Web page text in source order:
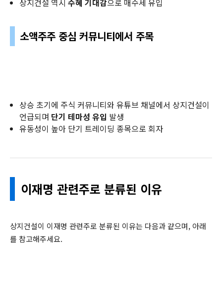
상지건설 역시 수혜 기대감으로 매수세 유입
소액주주 중심 커뮤니티에서 주목
상승 초기에 주식 커뮤니티와 유튜브 채널에서 상지건설이
언급되며 단기 테마성 유입 발생
유동성이 높아 단기 트레이딩 종목으로 회자
이재명 관련주로 분류된 이유
상지건설이 이재명 관련주로 분류된 이유는 다음과 같으며, 아래
를 참고해주세요.